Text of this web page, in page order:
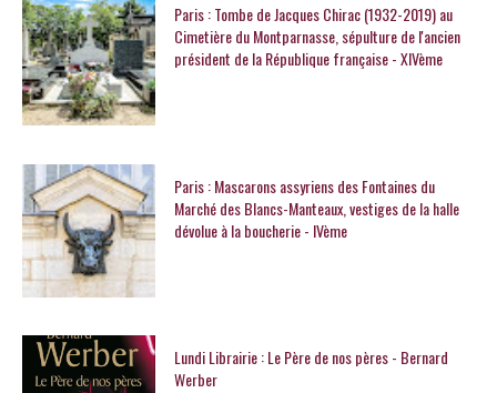
Paris : Tombe de Jacques Chirac (1932-2019) au
Cimetière du Montparnasse, sépulture de l'ancien
président de la République française - XIVème
Paris : Mascarons assyriens des Fontaines du
Marché des Blancs-Manteaux, vestiges de la halle
dévolue à la boucherie - IVème
Lundi Librairie : Le Père de nos pères - Bernard
Werber